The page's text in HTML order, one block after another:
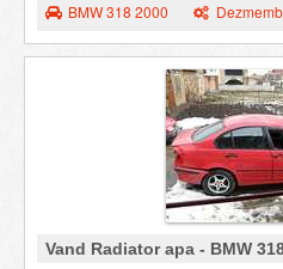
BMW 318 2000
Vand Radiator apa - BMW